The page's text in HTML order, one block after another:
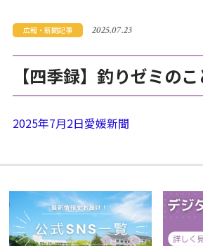
広報・新聞記事 2025.07.23
【四季録】釣りゼミのこ
2025年7月2日愛媛新聞